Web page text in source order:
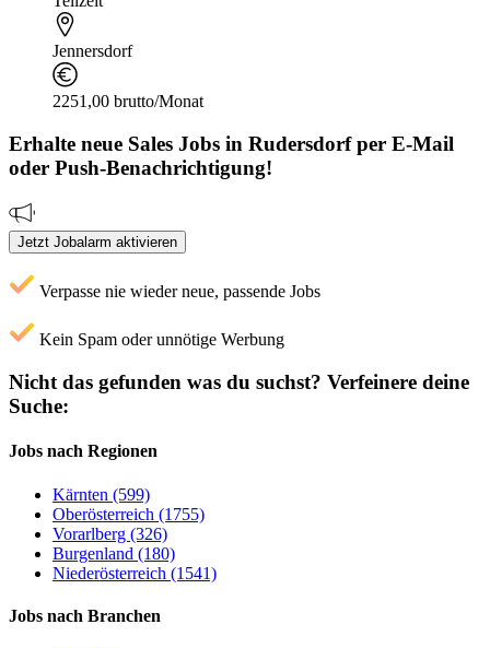
Jennersdorf
2251,00 brutto/Monat
Erhalte neue Sales Jobs in Rudersdorfper E-Mail
oder Push-Benachrichtigung!
Jetzt Jobalarm aktivieren
Verpasse nie wieder neue, passende Jobs
Kein Spam oder unnötige Werbung
Nicht das gefunden was du suchst? Verfeinere deine
Suche:
Jobs nach Regionen
Kärnten (599)
Oberösterreich (1755)
Vorarlberg (326)
Burgenland (180)
Niederösterreich (1541)
Jobs nach Branchen